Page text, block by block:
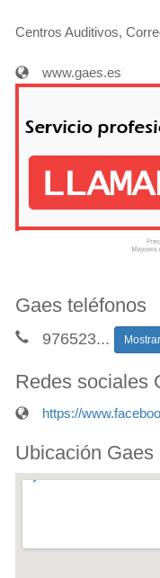
Centros Auditivos,
www.gaes.es
Gaes teléfonos
976523...
Redes sociales
https://
Ubicación Gaes